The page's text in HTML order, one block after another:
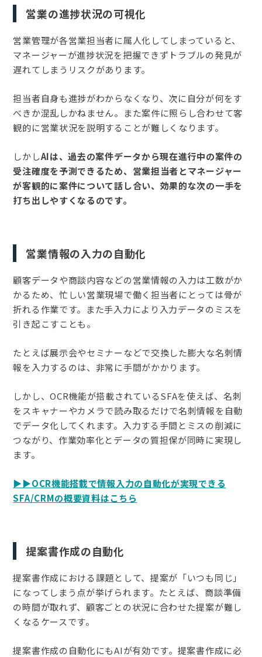
営業の進捗状況の可視化
営業管理が各営業担当者に属人化してしまっていると、
マネージャーが進捗状況を把握できずトラブルの発見が
遅れてしまうリスクがあります。
担当者自身も進捗がわからなくなり、次に自分が何をす
べきか混乱しかねません。また案件に照らし合わせて客
観的に営業状況を説明することが難しくなります。
しかしAIは、過去の案件データから現在進行中の案件の
受注確度を予測できるため、営業担当者とマネージャー
が客観的に案件について話し合い、効果的な次の一手を
打ち出しやすくなるのです。
営業情報の入力の自動化
顧客データや商談内容などの営業情報の入力は工数がか
かるため、忙しい営業現場で働く担当者にとっては骨が
折れる作業です。また手入力により入力データのミスを
引き起こすことも。
たとえば展示会やセミナーなどで交換した膨大な名刺情
報を入力するのは、非常に手間がかかります。
しかし、OCR機能が搭載されているSFAを使えば、名刺
をスキャナーやカメラで読み取るだけで名刺情報を自動
でデータ化してくれます。入力する手間とミスの削減に
つながり、作業効率化とデータの質担保が同時に実現し
ます。
▶︎▶︎OCR機能搭載で情報入力の自動化が実現できる
SFA/CRMの概要資料はこちら
提案書作成の自動化
提案書作成における課題として、提案が「いつも同じ」
になってしまう点が挙げられます。たとえば、商談準備
の時間が取れず、顧客ごとの状況に合わせた提案が難し
くなるケースです。
提案書作成の自動化にもAIが有効です。提案書作成に必